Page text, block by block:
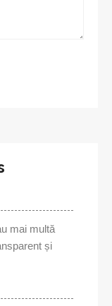
mai multă
și